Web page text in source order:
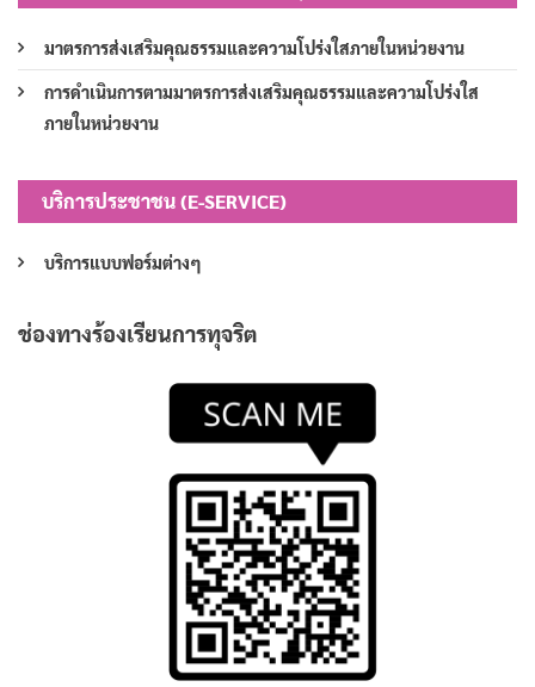
มาตรการส่งเสริมคุณธรรมและความโปร่งใสภายในหน่วยงาน
การดำเนินการตามมาตรการส่งเสริมคุณธรรมและความโปร่งใส
ภายในหน่วยงาน
บริการประชาชน (E-SERVICE)
บริการแบบฟอร์มต่างๆ
ช่องทางร้องเรียนการทุจริต